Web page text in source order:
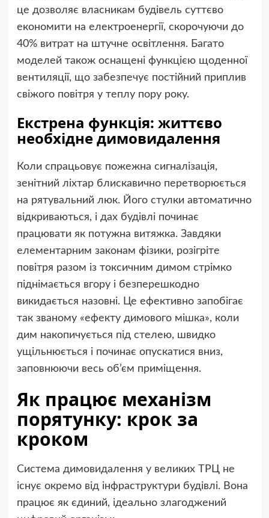
це дозволяє власникам будівель суттєво
економити на електроенергії, скорочуючи до
40% витрат на штучне освітлення. Багато
моделей також оснащені функцією щоденної
вентиляції, що забезпечує постійний приплив
свіжого повітря у теплу пору року.
Екстрена функція: життєво
необхідне димовидалення
Коли спрацьовує пожежна сигналізація,
зенітний ліхтар блискавично перетворюється
на рятувальний люк. Його стулки автоматично
відкриваються, і дах будівлі починає
працювати як потужна витяжка. Завдяки
елементарним законам фізики, розігріте
повітря разом із токсичним димом стрімко
піднімається вгору і безперешкодно
викидається назовні. Це ефективно запобігає
так званому «ефекту димового мішка», коли
дим накопичується під стелею, швидко
ущільнюється і починає опускатися вниз,
заповнюючи весь об’єм приміщення.
Як працює механізм
порятунку: крок за
кроком
Система димовидалення у великих ТРЦ не
існує окремо від інфраструктури будівлі. Вона
працює як єдиний, ідеально злагоджений